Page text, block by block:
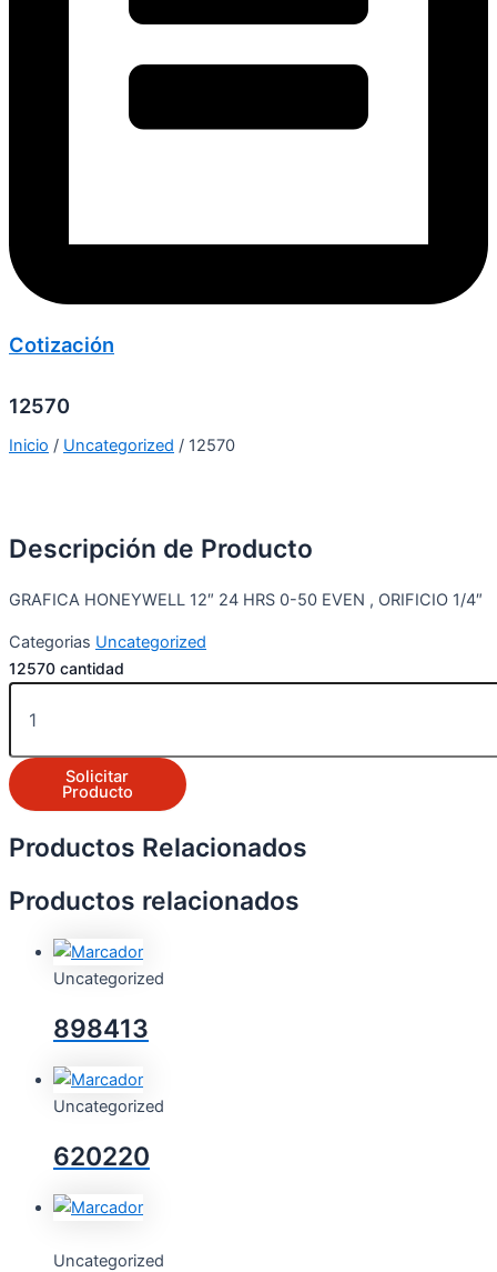
Cotización
12570
Inicio / Uncategorized / 12570
Descripción de Producto
GRAFICA HONEYWELL 12″ 24 HRS 0-50 EVEN , ORIFICIO 1/4″
Categorias Uncategorized
12570 cantidad
Solicitar
Producto
Productos Relacionados
Productos relacionados
Uncategorized
898413
Uncategorized
620220
Uncategorized